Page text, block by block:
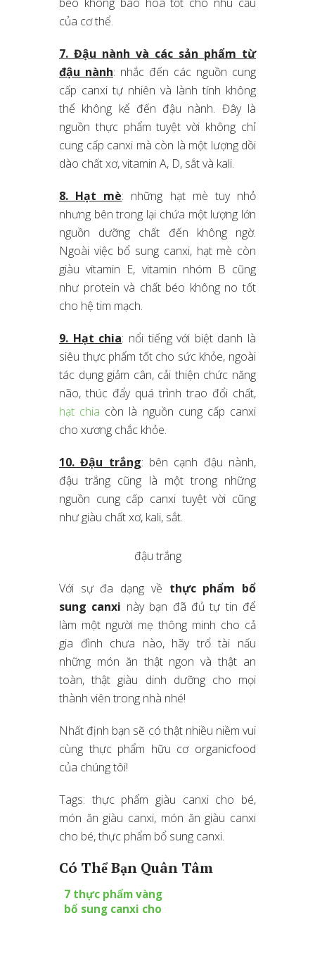
của cơ thể.
7. Đậu nành và các sản phẩm từ
đậu nành: nhắc đến các nguồn cung
cấp canxi tự nhiên và lành tính không
thể không kể đến đậu nành. Đây là
nguồn thực phẩm tuyệt vời không chỉ
cung cấp canxi mà còn là một lượng dồi
dào chất xơ, vitamin A, D, sắt và kali.
8. Hạt mè: những hạt mè tuy nhỏ
nhưng bên trong lại chứa một lượng lớn
nguồn dưỡng chất đến không ngờ.
Ngoài việc bổ sung canxi, hạt mè còn
giàu vitamin E, vitamin nhóm B cũng
như protein và chất béo không no tốt
cho hệ tim mạch.
9. Hạt chia: nổi tiếng với biệt danh là
siêu thực phẩm tốt cho sức khỏe, ngoài
tác dụng giảm cân, cải thiện chức năng
não, thúc đẩy quá trình trao đổi chất,
hạt chia còn là nguồn cung cấp canxi
cho xương chắc khỏe.
10. Đậu trắng: bên cạnh đậu nành,
đậu trắng cũng là một trong những
nguồn cung cấp canxi tuyệt vời cũng
như giàu chất xơ, kali, sắt.
đậu trắng
Với sự đa dạng về thực phẩm bổ
sung canxi này bạn đã đủ tự tin để
làm một người mẹ thông minh cho cả
gia đình chưa nào, hãy trổ tài nấu
những món ăn thật ngon và thật an
toàn, thật giàu dinh dưỡng cho mọi
thành viên trong nhà nhé!
Nhất định bạn sẽ có thật nhiều niềm vui
cùng thực phẩm hữu cơ organicfood
của chúng tôi!
Tags: thực phẩm giàu canxi cho bé,
món ăn giàu canxi, món ăn giàu canxi
cho bé, thực phẩm bổ sung canxi.
Có Thể Bạn Quân Tâm
7 thực phẩm vàng
bổ sung canxi cho